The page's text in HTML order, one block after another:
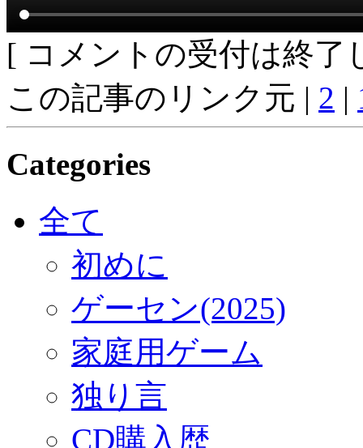
[ コメントの受付は終了
この記事のリンク元 | 2 |
Categories
全て
初めに
ゲーセン(2025)
家庭用ゲーム
独り言
CD購入歴